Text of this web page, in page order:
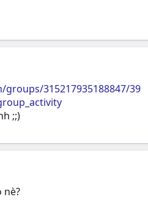
315217935188847/39
;;)
nè?